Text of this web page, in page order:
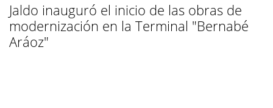
Jaldo inauguró el inicio de las obras de
modernización en la Terminal "Bernabé
Aráoz"